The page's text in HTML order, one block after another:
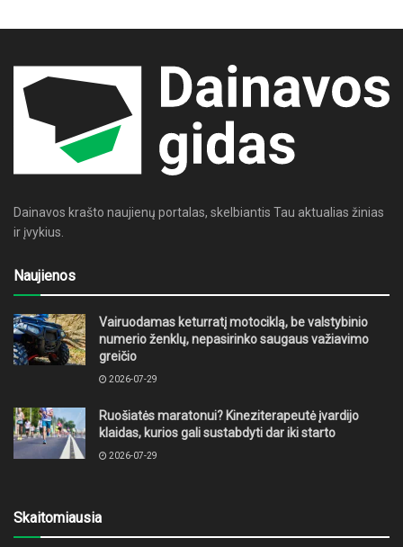
Dainavos krašto naujienų portalas, skelbiantis Tau aktualias žinias
ir įvykius.
Naujienos
Vairuodamas keturratį motociklą, be valstybinio
numerio ženklų, nepasirinko saugaus važiavimo
greičio
2026-07-29
Ruošiatės maratonui? Kineziterapeutė įvardijo
klaidas, kurios gali sustabdyti dar iki starto
2026-07-29
Skaitomiausia